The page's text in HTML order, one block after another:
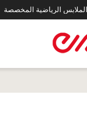
الرياضية المخصصة